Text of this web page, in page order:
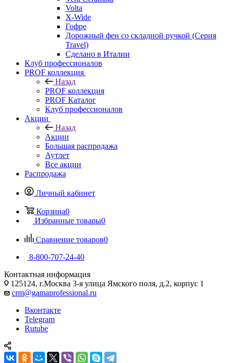
Volta
X-Wide
Гофре
Дорожный фен со складной ручкой (Серия
Travel)
Сделано в Италии
Клуб профессионалов
PROF коллекция
Назад
PROF коллекция
PROF Каталог
Клуб профессионалов
Акции
Назад
Акции
Большая распродажа
Аутлет
Все акции
Распродажа
Личный кабинет
Корзина0
Избранные товары0
Сравнение товаров0
8-800-707-24-40
Контактная информация
125124, г.Москва 3-я улица Ямского поля, д.2, корпус 1
crm@gamaprofessional.ru
Вконтакте
Telegram
Rutube